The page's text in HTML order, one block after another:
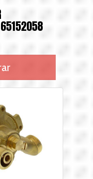
65152058